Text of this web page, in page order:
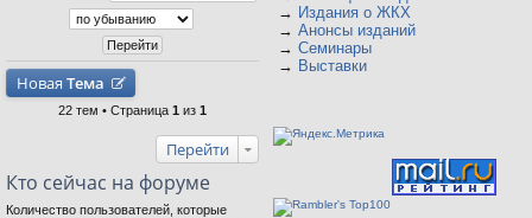
Новая Тема
22 тем • Страница 1 из 1
Перейти
Кто сейчас на форуме
Количество пользователей, которые
→ Издания о ЖКХ
→ Анонсы изданий
→ Семинары
→ Выставки